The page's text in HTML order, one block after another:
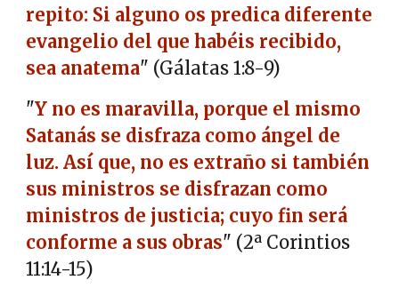
repito: Si alguno os predica diferente
evangelio del que habéis recibido,
sea anatema" (Gálatas 1:8-9)
"Y no es maravilla, porque el mismo
Satanás se disfraza como ángel de
luz. Así que, no es extraño si también
sus ministros se disfrazan como
ministros de justicia; cuyo fin será
conforme a sus obras" (2ª Corintios
11:14-15)